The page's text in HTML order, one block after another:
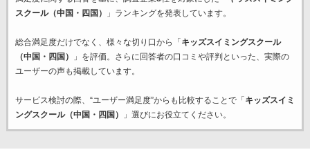
スクール（中国・四国）
」ランキングを発表しています。
総合満足度だけでなく、様々な切り口から「 キッズスイミングスクール
（中国・四国）
」を評価。さらに回答者の口コミや評判といった、実際の
ユーザーの声も掲載しています。
サービス検討の際、“ユーザー満足度”からも比較することで「 キッズスイミ
ングスクール（中国・四国）
」選びにお役立てください。